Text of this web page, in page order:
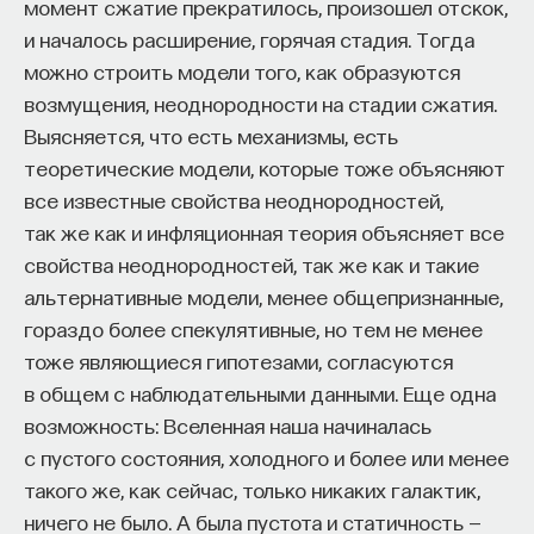
момент сжатие прекратилось, произошел отскок,
и началось расширение, горячая стадия. Тогда
можно строить модели того, как образуются
возмущения, неоднородности на стадии сжатия.
Выясняется, что есть механизмы, есть
теоретические модели, которые тоже объясняют
все известные свойства неоднородностей,
так же как и инфляционная теория объясняет все
свойства неоднородностей, так же как и такие
альтернативные модели, менее общепризнанные,
гораздо более спекулятивные, но тем не менее
тоже являющиеся гипотезами, согласуются
в общем с наблюдательными данными. Еще одна
возможность: Вселенная наша начиналась
с пустого состояния, холодного и более или менее
такого же, как сейчас, только никаких галактик,
ничего не было. А была пустота и статичность —
Внеси свой вклад в дело
просвещения!
ПОДДЕРЖАТЬ ПОСТНАУКУ